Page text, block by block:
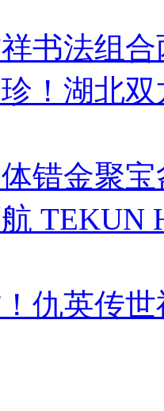
祥书法组
！湖北
错金聚
TEKUN
！仇英传